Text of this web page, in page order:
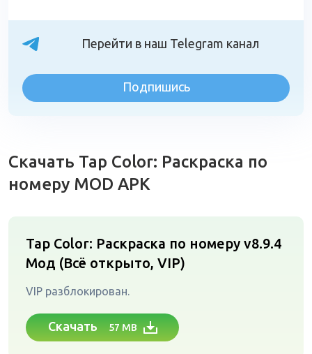
Перейти в наш Telegram канал
Подпишись
Скачать Tap Color: Раскраска по
номеру MOD APK
Tap Color: Раскраска по номеру v8.9.4
Мод (Всё открыто, VIP)
VIP разблокирован.
Скачать 57 MB